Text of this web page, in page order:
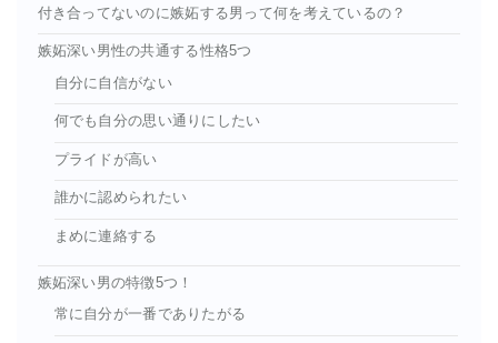
付き合ってないのに嫉妬する男って何を考えているの？
嫉妬深い男性の共通する性格5つ
自分に自信がない
何でも自分の思い通りにしたい
プライドが高い
誰かに認められたい
まめに連絡する
嫉妬深い男の特徴5つ！
常に自分が一番でありたがる